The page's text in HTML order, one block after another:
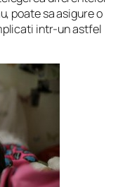
poate sa asigure o
intr-un astfel